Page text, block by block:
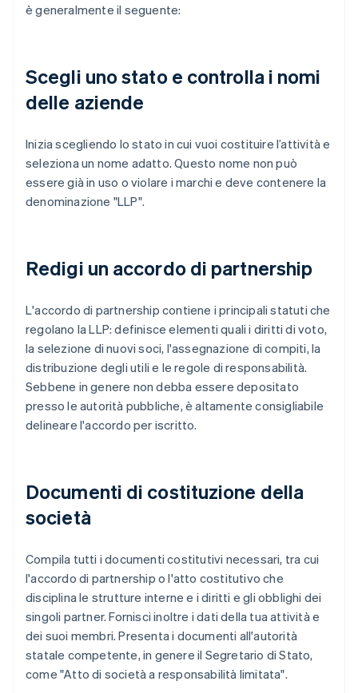
è generalmente il seguente:
Scegli uno stato e controlla i nomi
delle aziende
Inizia scegliendo lo stato in cui vuoi costituire l’attività e
seleziona un nome adatto. Questo nome non può
essere già in uso o violare i marchi e deve contenere la
denominazione "LLP".
Redigi un accordo di partnership
L'accordo di partnership contiene i principali statuti che
regolano la LLP: definisce elementi quali i diritti di voto,
la selezione di nuovi soci, l'assegnazione di compiti, la
distribuzione degli utili e le regole di responsabilità.
Sebbene in genere non debba essere depositato
presso le autorità pubbliche, è altamente consigliabile
delineare l'accordo per iscritto.
Documenti di costituzione della
società
Compila tutti i documenti costitutivi necessari, tra cui
l'accordo di partnership o l'atto costitutivo che
disciplina le strutture interne e i diritti e gli obblighi dei
singoli partner. Fornisci inoltre i dati della tua attività e
dei suoi membri. Presenta i documenti all'autorità
statale competente, in genere il Segretario di Stato,
come "Atto di società a responsabilità limitata".